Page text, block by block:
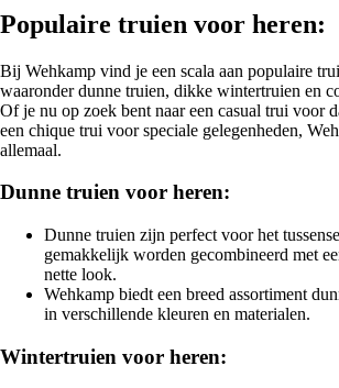
Populaire truien voor heren:
Bij Wehkamp vind je een scala aan populaire
waaronder dunne truien, dikke wintertruien en
Of je nu op zoek bent naar een casual trui voor
een chique trui voor speciale gelegenheden,
allemaal.
Dunne truien voor heren:
Dunne truien zijn perfect voor het
gemakkelijk worden gecombineerd met
nette look.
Wehkamp biedt een breed assortiment
in verschillende kleuren en materialen.
Wintertruien voor heren: